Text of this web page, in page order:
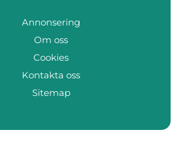
Annonsering
Om oss
Cookies
Kontakta oss
Sitemap